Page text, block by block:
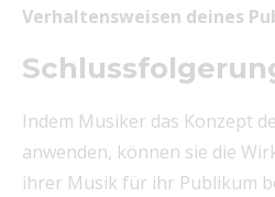
Verhaltensweisen deines
Indem Musiker das Konzept
anwenden, können sie die
ihrer Musik für ihr Publikum